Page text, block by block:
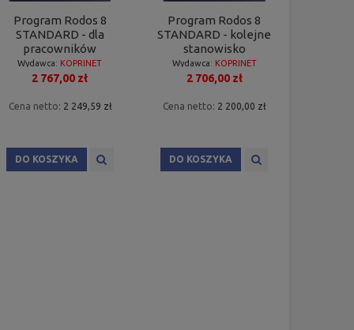
Program Rodos 8
STANDARD - dla
pracowników
Wydawca: KOPRINET
2 767,00 zł
Cena netto: 2 249,59 zł
DO KOSZYKA
Program Rodos 8
STANDARD - kolejne
stanowisko
Wydawca: KOPRINET
2 706,00 zł
Cena netto: 2 200,00 zł
DO KOSZYKA